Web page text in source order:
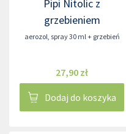
Pipi Nitolic z
grzebieniem
aerozol, spray 30 ml + grzebień
27,90 zł
Dodaj do koszyka